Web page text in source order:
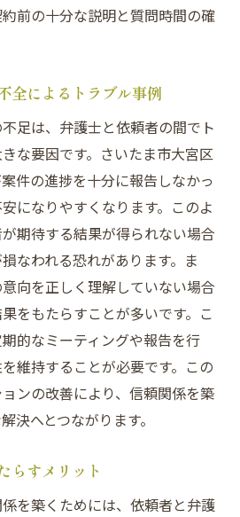
前の十分な説明と質問時間の確
全によるトラブル事例
足は、弁護士と依頼者の間でト
な要因です。さいたま市大宮区
件の進捗を十分に報告しなかっ
になりやすくなります。このよ
期待する結果が得られない場合
なわれる恐れがあります。ま
向を正しく理解していない場合
をもたらすことが多いです。こ
的なミーティングや報告を行
維持することが必要です。この
ンの改善により、信頼関係を築
決へとつながります。
らすメリット
を築くためには、依頼者と弁護